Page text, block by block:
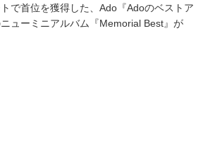
で首位を獲得した、Ado『Adoのベストア
ューミニアルバム『Memorial Best』が